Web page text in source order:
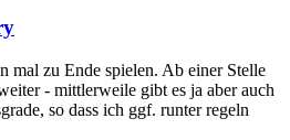
mal zu Ende spielen. Ab einer Stelle
- mittlerweile gibt es ja aber auch
so dass ich ggf. runter regeln